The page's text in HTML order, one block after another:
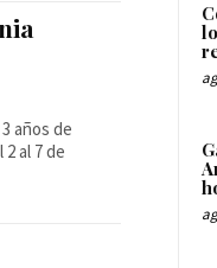
años de
al 7 de